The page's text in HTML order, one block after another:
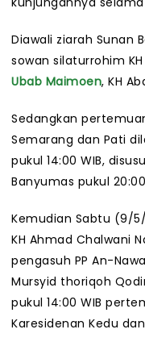
Diawali ziarah Sunan
sowan silaturrohim
Ubab Maimoen, KH
Sedangkan
Semarang dan Pati
pukul 14:00 WIB,
Banyumas pukul 20:00
Kemudian Sabtu (9/
KH Ahmad Chalwani
pengasuh PP An-
Mursyid thoriqoh
pukul 14:00 WIB
Karesidenan Kedu